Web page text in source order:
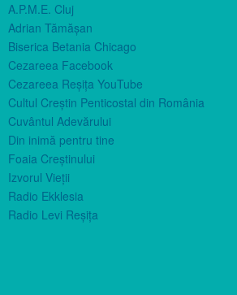
A.P.M.E. Cluj
Adrian Tămăşan
Biserica Betania Chicago
Cezareea Facebook
Cezareea Reşiţa YouTube
Cultul Creştin Penticostal din România
Cuvântul Adevărului
Din inimă pentru tine
Foaia Creştinului
Izvorul Vieţii
Radio Ekklesia
Radio Levi Reşiţa